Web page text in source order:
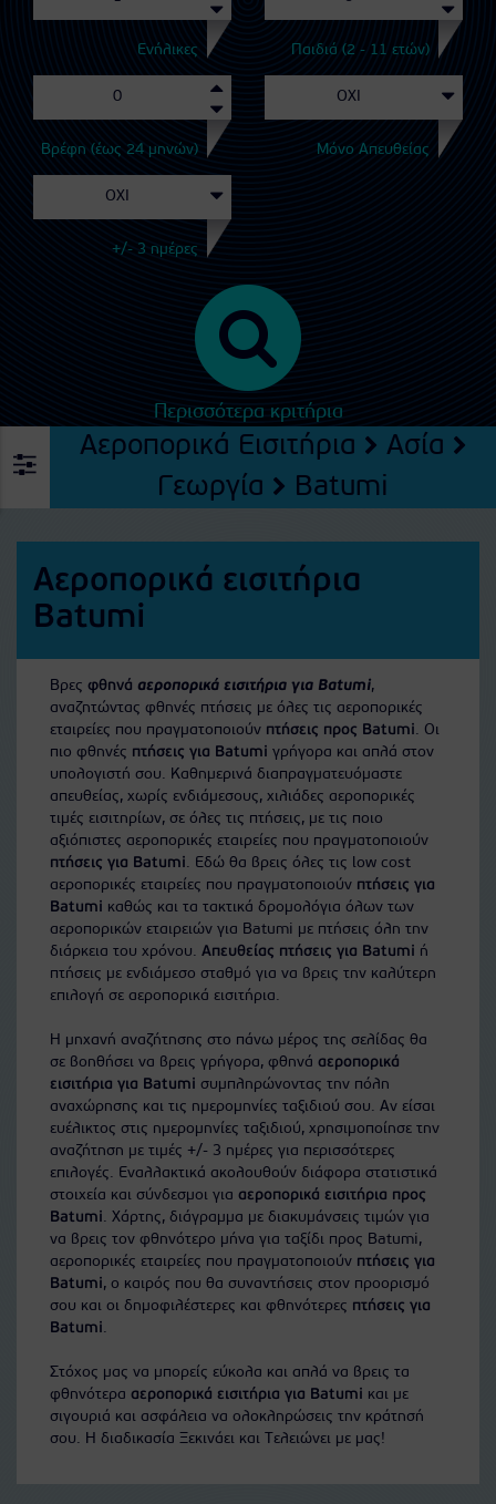
Ενήλικες Παιδιά (2 - 11 ετών)
Βρέφη (έως 24 μηνών) Μόνο Απευθείας
+/- 3 ημέρες
Περισσότερα κριτήρια
Αεροπορικά Εισιτήρια
Ασία
Γεωργία
Batumi
Αεροπορικά εισιτήρια
Batumi
Βρες φθηνά αεροπορικά εισιτήρια για Batumi,
αναζητώντας φθηνές πτήσεις με όλες τις αεροπορικές
εταιρείες που πραγματοποιούν πτήσεις προς Batumi. Οι
πιο φθηνές πτήσεις για Batumi γρήγορα και απλά στον
υπολογιστή σου. Καθημερινά διαπραγματευόμαστε
απευθείας, χωρίς ενδιάμεσους, χιλιάδες αεροπορικές
τιμές εισιτηρίων, σε όλες τις πτήσεις, με τις ποιο
αξιόπιστες αεροπορικές εταιρείες που πραγματοποιούν
πτήσεις για Batumi. Εδώ θα βρεις όλες τις low cost
αεροπορικές εταιρείες που πραγματοποιούν πτήσεις για
Batumi καθώς και τα τακτικά δρομολόγια όλων των
αεροπορικών εταιρειών για Batumi με πτήσεις όλη την
διάρκεια του χρόνου. Απευθείας πτήσεις για Batumi ή
πτήσεις με ενδιάμεσο σταθμό για να βρεις την καλύτερη
επιλογή σε αεροπορικά εισιτήρια.
Η μηχανή αναζήτησης στο πάνω μέρος της σελίδας θα
σε βοηθήσει να βρεις γρήγορα, φθηνά αεροπορικά
εισιτήρια για Batumi συμπληρώνοντας την πόλη
αναχώρησης και τις ημερομηνίες ταξιδιού σου. Αν είσαι
ευέλικτος στις ημερομηνίες ταξιδιού, χρησιμοποίησε την
αναζήτηση με τιμές +/- 3 ημέρες για περισσότερες
επιλογές. Εναλλακτικά ακολουθούν διάφορα στατιστικά
στοιχεία και σύνδεσμοι για αεροπορικά εισιτήρια προς
Batumi. Χάρτης, διάγραμμα με διακυμάνσεις τιμών για
να βρεις τον φθηνότερο μήνα για ταξίδι προς Batumi,
αεροπορικές εταιρείες που πραγματοποιούν πτήσεις για
Batumi, ο καιρός που θα συναντήσεις στον προορισμό
σου και οι δημοφιλέστερες και φθηνότερες πτήσεις για
Batumi.
Στόχος μας να μπορείς εύκολα και απλά να βρεις τα
φθηνότερα αεροπορικά εισιτήρια για Batumi και με
σιγουριά και ασφάλεια να ολοκληρώσεις την κράτησή
σου. Η διαδικασία Ξεκινάει και Τελειώνει με μας!